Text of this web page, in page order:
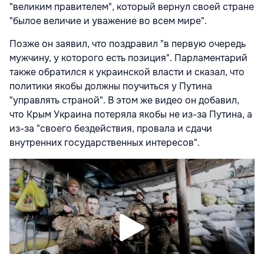
"великим правителем", который вернул своей стране
"былое величие и уважение во всем мире".
Позже он заявил, что поздравил "в первую очередь
мужчину, у которого есть позиция". Парламентарий
также обратился к украинской власти и сказал, что
политики якобы должны поучиться у Путина
"управлять страной". В этом же видео он добавил,
что Крым Украина потеряла якобы не из-за Путина, а
из-за "своего бездействия, провала и сдачи
внутренних государственных интересов".